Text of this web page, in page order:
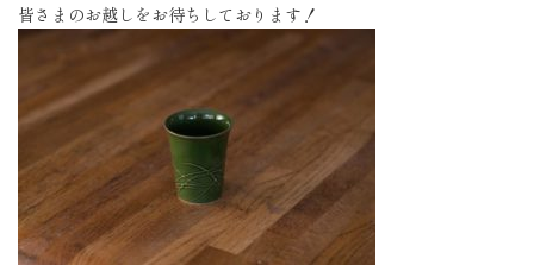
皆さまのお越しをお待ちしております！